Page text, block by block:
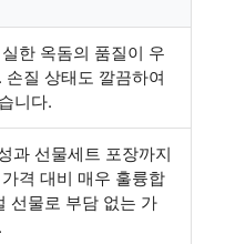
한 옥돔의 품질이 우
손질 상태도 깔끔하여
니다.
과 선물세트 포장까지
격 대비 매우 훌륭합
선물로 부담 없는 가